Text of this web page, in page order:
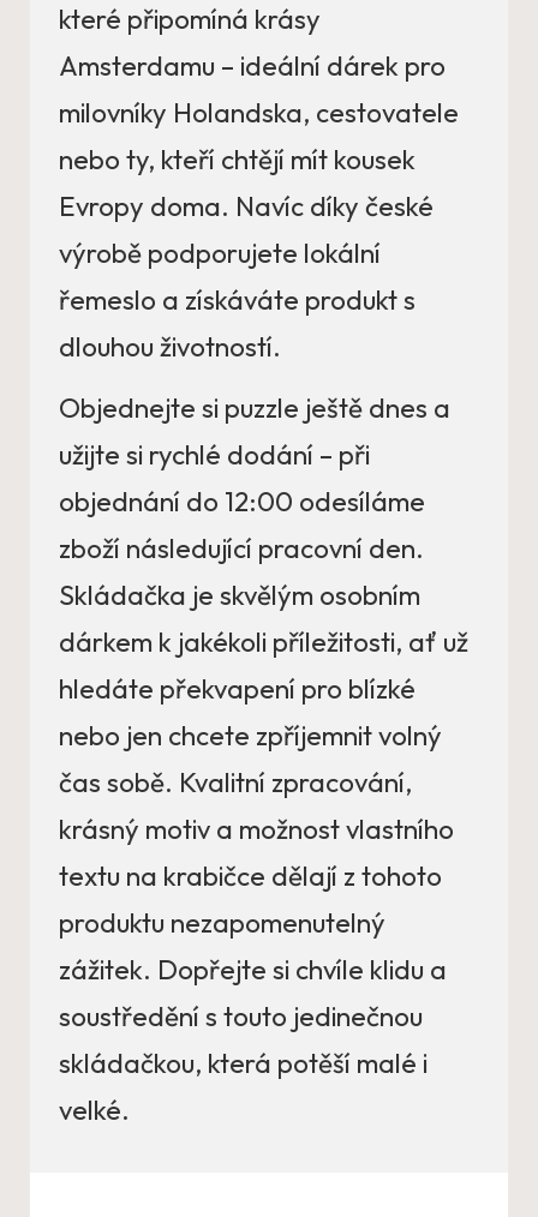
které připomíná krásy
Amsterdamu – ideální dárek pro
milovníky Holandska, cestovatele
nebo ty, kteří chtějí mít kousek
Evropy doma. Navíc díky české
výrobě podporujete lokální
řemeslo a získáváte produkt s
dlouhou životností.
Objednejte si puzzle ještě dnes a
užijte si rychlé dodání – při
objednání do 12:00 odesíláme
zboží následující pracovní den.
Skládačka je skvělým osobním
dárkem k jakékoli příležitosti, ať už
hledáte překvapení pro blízké
nebo jen chcete zpříjemnit volný
čas sobě. Kvalitní zpracování,
krásný motiv a možnost vlastního
textu na krabičce dělají z tohoto
produktu nezapomenutelný
zážitek. Dopřejte si chvíle klidu a
soustředění s touto jedinečnou
skládačkou, která potěší malé i
velké.